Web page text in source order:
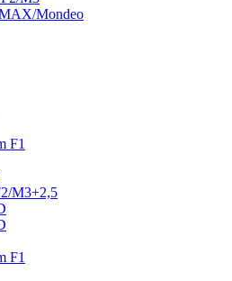
Mondeo
F1
M3+2,5
F1